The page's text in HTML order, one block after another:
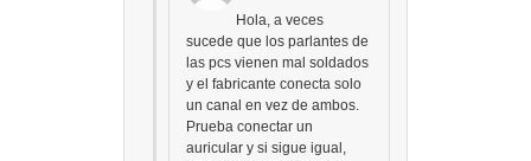
Hola, a veces
sucede que los parlantes de
las pcs vienen mal soldados
y el fabricante conecta solo
un canal en vez de ambos.
Prueba conectar un
auricular y si sigue igual,